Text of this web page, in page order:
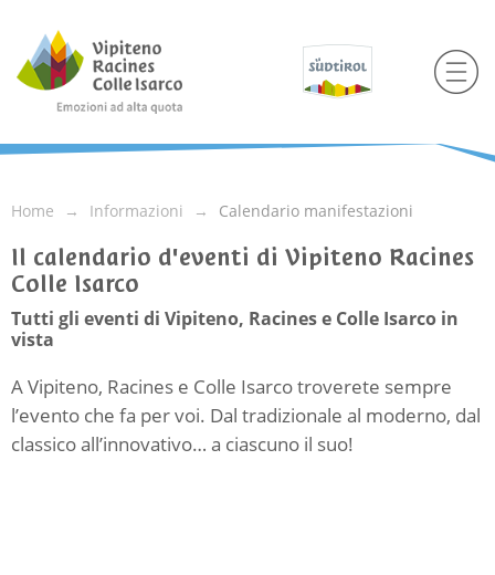
Home Informazioni Calendario manifestazioni
Il calendario d'eventi di Vipiteno Racines
Colle Isarco
Tutti gli eventi di Vipiteno, Racines e Colle Isarco in
vista
A Vipiteno, Racines e Colle Isarco troverete sempre
l’evento che fa per voi. Dal tradizionale al moderno, dal
classico all’innovativo… a ciascuno il suo!